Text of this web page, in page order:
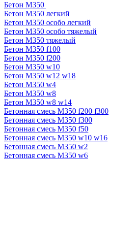
Бетон М350
Бетон М350 легкий
Бетон М350 особо легкий
Бетон М350 особо тяжелый
Бетон М350 тяжелый
Бетон М350 f100
Бетон М350 f200
Бетон М350 w10
Бетон М350 w12 w18
Бетон М350 w4
Бетон М350 w8
Бетон М350 w8 w14
Бетонная смесь М350 f200 f300
Бетонная смесь М350 f300
Бетонная смесь М350 f50
Бетонная смесь М350 w10 w16
Бетонная смесь М350 w2
Бетонная смесь М350 w6